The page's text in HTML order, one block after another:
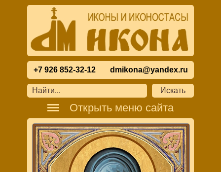
+7 926 852-32-12 dmikona@yandex.ru
Открыть меню сайта